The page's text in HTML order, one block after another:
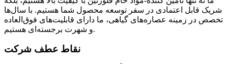
شریک قابل اعتمادی در سفر توسعه محصول شما هستیم. با سال‌ها
تخصص در زمینه عصاره‌های گیاهی، ما دارای قابلیت‌های فوق‌العاده
و شهرت برجسته‌ای هستیم.
نقاط عطف شرکت